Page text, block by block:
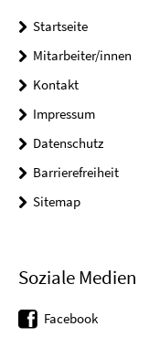
Startseite
Mitarbeiter/innen
Kontakt
Impressum
Datenschutz
Barrierefreiheit
Sitemap
Soziale Medien
Facebook